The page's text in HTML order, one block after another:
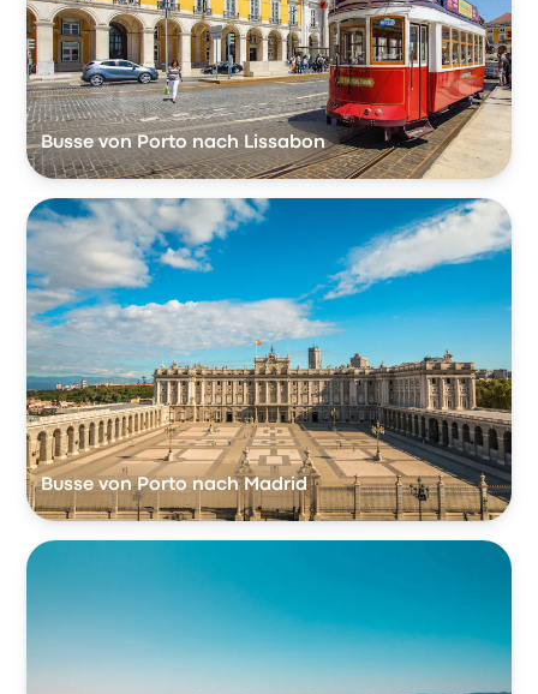
Busse von Porto nach Lissabon
Busse von Porto nach Madrid